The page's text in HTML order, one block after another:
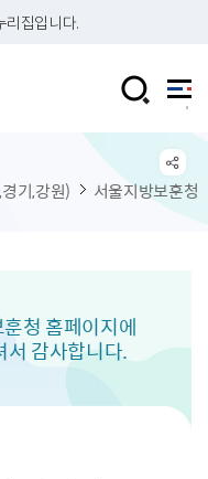
리집입니다.
기,강원)
서울지방보훈청
청 홈페이지에
서 감사합니다.